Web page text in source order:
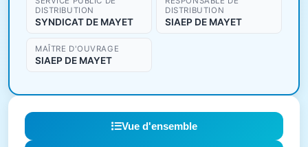
DISTRIBUTION
SYNDICAT DE MAYET
DISTRIBUTION
SIAEP DE MAYET
MAÎTRE D'OUVRAGE
SIAEP DE MAYET
Vue d'ensemble